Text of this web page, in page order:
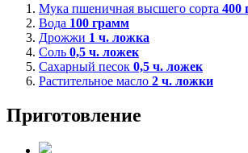
Мука пшеничная высшего сорта 400
Вода 100 грамм
Дрожжи 1 ч. ложка
Соль 0,5 ч. ложек
Сахарный песок 0,5 ч. ложек
Растительное масло 2 ч. ложки
Приготовление